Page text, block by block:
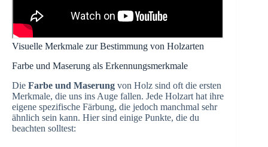
Visuelle Merkmale zur Bestimmung von Holzarten
Farbe und Maserung als Erkennungsmerkmale
Die Farbe und Maserung von Holz sind oft die ersten
Merkmale, die uns ins Auge fallen. Jede Holzart hat ihre
eigene spezifische Färbung, die jedoch manchmal sehr
ähnlich sein kann. Hier sind einige Punkte, die du
beachten solltest: